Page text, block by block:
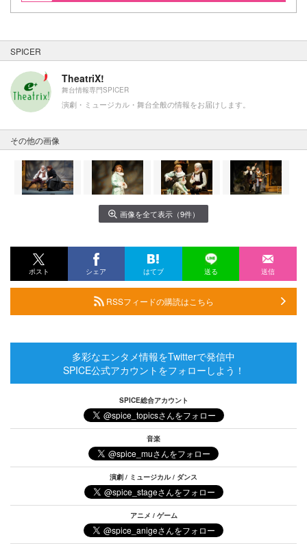
SPICER
TheatriX!
舞台情報専門SPICER
演劇・ミュージカル・舞台全般の情報をお届けします。
その他の画像
画像を全て表示（9件）
ポスト シェア はてブ 送る 送信
RSSフィードの購読はこちら
多彩なエンタメ情報をTwitterで発信中
SPICE公式アカウントをフォローしよう！
SPICE総合アカウント
音楽
演劇 / ミュージカル / ダンス
アニメ / ゲーム